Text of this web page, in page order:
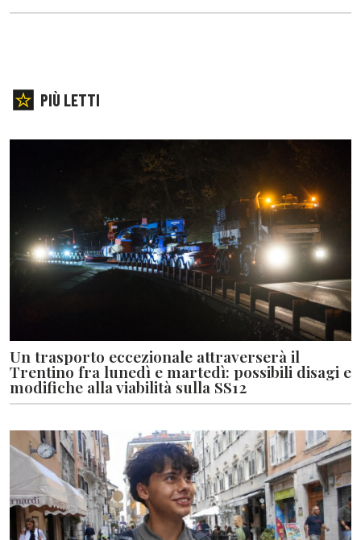
PIÙ LETTI
Un trasporto eccezionale attraverserà il
Trentino fra lunedì e martedì: possibili disagi e
modifiche alla viabilità sulla SS12